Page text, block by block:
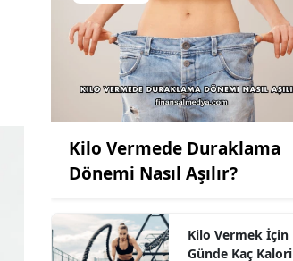
Kilo Vermede Duraklama
Dönemi Nasıl Aşılır?
Kilo Vermek İçin
Günde Kaç Kalori